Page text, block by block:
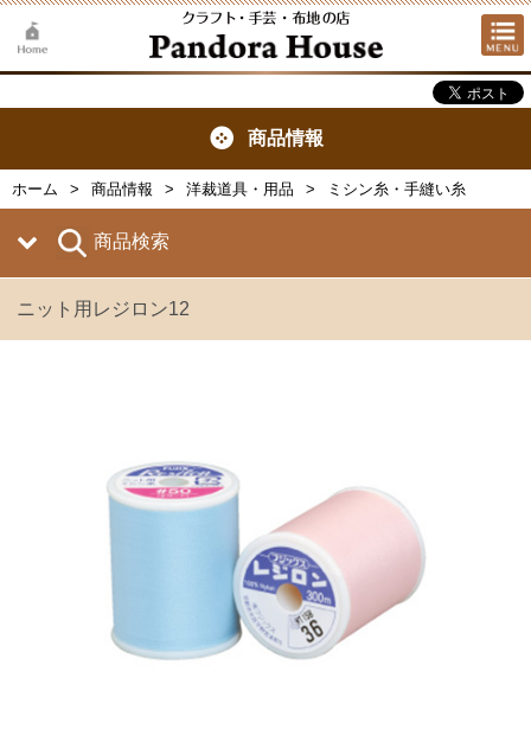
商品情報
ホーム 商品情報 洋裁道具・用品 ミシン糸・手縫い糸
商品検索
ニット用レジロン12